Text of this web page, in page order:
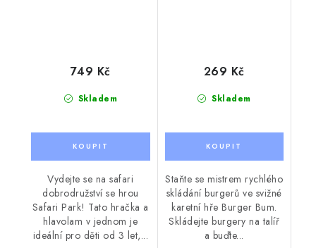
Skladem
749 Kč
Vydejte se na safari
dobrodružství se hrou
Safari Park! Tato hračka a
hlavolam v jednom je
ideální pro děti od 3 let,...
Skladem
269 Kč
Staňte se mistrem rychlého
skládání burgerů ve svižné
karetní hře Burger Bum.
Skládejte burgery na talíř
a buďte...